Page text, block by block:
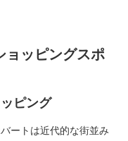
ョッピングスポ
ピング
ートは近代的な街並み